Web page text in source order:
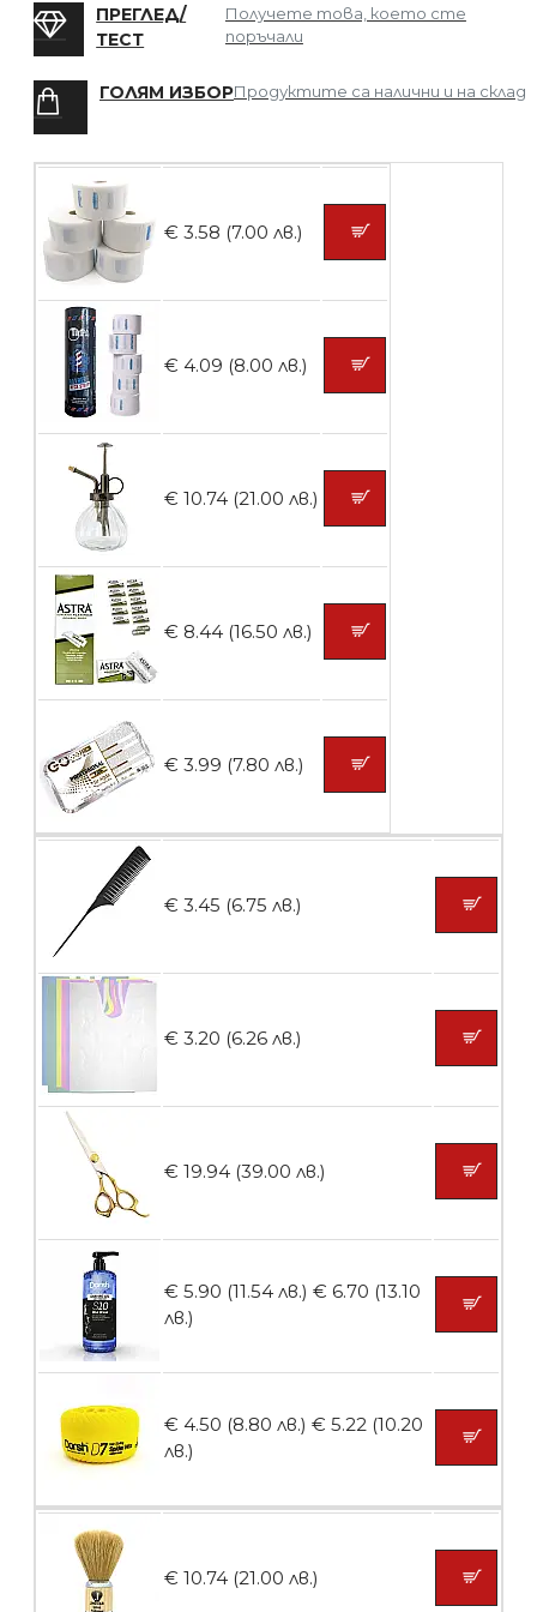
Четка за боядисване
броя
Контейнери за сваляне на гел лак 5
броя
Ваничка за маникюр BMSPA1C
БЕЗПЛАТНО
Пила тип ренде
БЕЗПЛАТНО
Пила тип ренде 2в1
БЕЗПЛАТНО
ПРЕГЛЕД/
ТЕСТ
Получете това, което сте
поръчали
ГОЛЯМ ИЗБОРПродуктите са налични и на склад
€ 3.58 (7.00 лв.)
€ 4.09 (8.00 лв.)
€ 10.74 (21.00 лв.)
€ 8.44 (16.50 лв.)
€ 3.99 (7.80 лв.)
€ 3.45 (6.75 лв.)
€ 3.20 (6.26 лв.)
€ 19.94 (39.00 лв.)
€ 5.90 (11.54 лв.) € 6.70 (13.10
лв.)
€ 4.50 (8.80 лв.) € 5.22 (10.20
лв.)
€ 10.74 (21.00 лв.)